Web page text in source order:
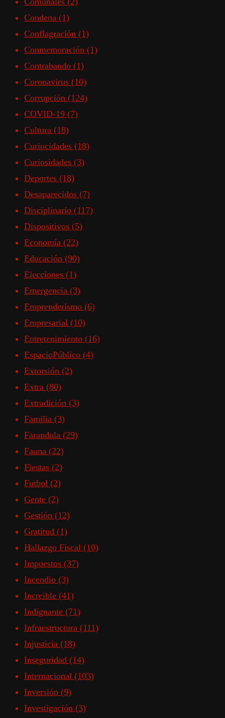
Condena (1)
Conflagración (1)
Conmemoración (1)
Contrabando (1)
Coronavirus (10)
Corrupción (124)
COVID-19 (7)
Cultura (18)
Curiocidades (18)
Curiosidades (3)
Deportes (18)
Desaparecidos (7)
Disciplinario (117)
Dispositivos (5)
Economía (22)
Educación (90)
Elecciones (1)
Emergencia (3)
Emprenderismo (6)
Empresarial (10)
Entretenimiento (16)
EspacioPúblico (4)
Extorsión (2)
Extra (80)
Extradición (3)
Familia (3)
Farandula (29)
Fauna (22)
Fiestas (2)
Futbol (2)
Gente (2)
Gestión (12)
Gratitud (1)
Hallazgo Fiscal (10)
Impuestos (37)
Incendio (3)
Increible (41)
Indignante (71)
Infraestructura (111)
Injusticia (18)
Inseguridad (14)
Internacional (103)
Inversión (9)
Investigación (3)